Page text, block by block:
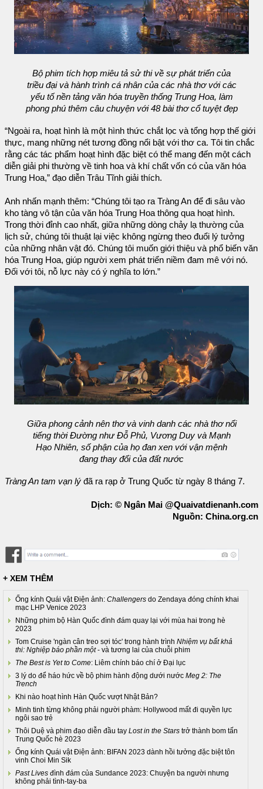
Bộ phim tích hợp miêu tả sử thi về sự phát triển của
triều đại và hành trình cá nhân của các nhà thơ với các
yếu tố nền tảng văn hóa truyền thống Trung Hoa, làm
phong phú thêm câu chuyện với 48 bài thơ cổ tuyệt đẹp
“Ngoài ra, hoạt hình là một hình thức chắt lọc và tổng hợp thế giới
thực, mang những nét tương đồng nổi bật với thơ ca. Tôi tin chắc
rằng các tác phẩm hoạt hình đặc biệt có thể mang đến một cách
diễn giải phi thường về tinh hoa và khí chất vốn có của văn hóa
Trung Hoa,” đạo diễn Trâu Tĩnh giải thích.
Anh nhấn mạnh thêm: “Chúng tôi tạo ra Tràng An để đi sâu vào
kho tàng vô tận của văn hóa Trung Hoa thông qua hoạt hình.
Trong thời đỉnh cao nhất, giữa những dòng chảy lạ thường của
lịch sử, chúng tôi thuật lại việc không ngừng theo đuổi lý tưởng
của những nhân vật đó. Chúng tôi muốn giới thiệu và phổ biến văn
hóa Trung Hoa, giúp người xem phát triển niềm đam mê với nó.
Đối với tôi, nỗ lực này có ý nghĩa to lớn.”
Giữa phong cảnh nên thơ và vinh danh các nhà thơ nổi
tiếng thời Đường như Đỗ Phủ, Vương Duy và Mạnh
Hạo Nhiên, số phận của họ đan xen với vận mệnh
đang thay đổi của đất nước
Tràng An tam vạn lý đã ra rạp ở Trung Quốc từ ngày 8 tháng 7.
Dịch: © Ngân Mai @Quaivatdienanh.com
Nguồn: China.org.cn
+ XEM THÊM
Ống kính Quái vật Điện ảnh: Challengers do Zendaya đóng chính khai
mạc LHP Venice 2023
Những phim bộ Hàn Quốc đình đám quay lại với mùa hai trong hè
2023
Tom Cruise 'ngàn cân treo sợi tóc' trong hành trình Nhiệm vụ bất khả
thi: Nghiệp báo phần một- và tương lai của chuỗi phim
The Best is Yet to Come: Liêm chính báo chí ở Đại lục
3 lý do để háo hức về bộ phim hành động dưới nước Meg 2: The
Trench
Khi nào hoạt hình Hàn Quốc vượt Nhật Bản?
Minh tinh từng không phải người phàm: Hollywood mất đi quyền lực
ngôi sao trẻ
Thôi Duệ và phim đạo diễn đầu tay Lost in the Stars trở thành bom tấn
Trung Quốc hè 2023
Ống kính Quái vật Điện ảnh: BIFAN 2023 dành hồi tưởng đặc biệt tôn
vinh Choi Min Sik
Past Lives đình đám của Sundance 2023: Chuyện ba người nhưng
không phải tình-tay-ba